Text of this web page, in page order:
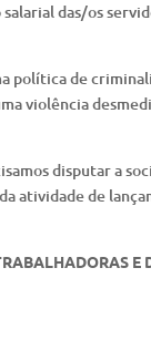
das/os
política de
violência
disputar a
atividade de
E